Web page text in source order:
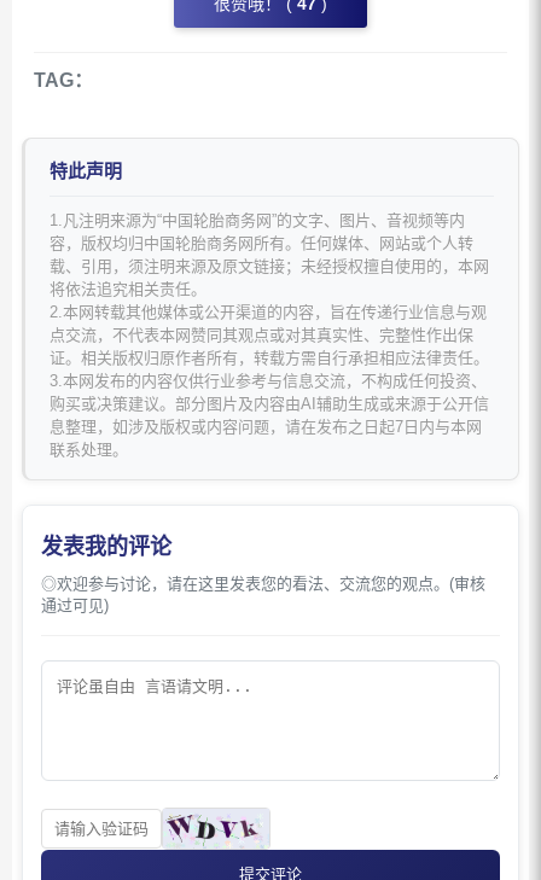
TAG：
特此声明
1.凡注明来源为“中国轮胎商务网”的文字、图片、音视频等内
容，版权均归中国轮胎商务网所有。任何媒体、网站或个人转
载、引用，须注明来源及原文链接；未经授权擅自使用的，本网
将依法追究相关责任。
2.本网转载其他媒体或公开渠道的内容，旨在传递行业信息与观
点交流，不代表本网赞同其观点或对其真实性、完整性作出保
证。相关版权归原作者所有，转载方需自行承担相应法律责任。
3.本网发布的内容仅供行业参考与信息交流，不构成任何投资、
购买或决策建议。部分图片及内容由AI辅助生成或来源于公开信
息整理，如涉及版权或内容问题，请在发布之日起7日内与本网
联系处理。
发表我的评论
◎欢迎参与讨论，请在这里发表您的看法、交流您的观点。(审核
通过可见)
提交评论